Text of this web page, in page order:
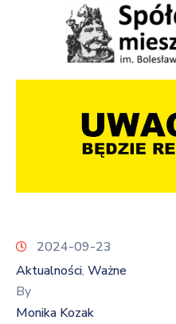
2024-09-23
Aktualności‚ Ważne
By
Monika Kozak